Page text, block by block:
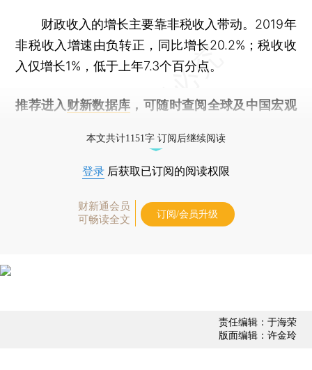
财政收入的增长主要靠非税收入带动。2019年
非税收入增速由负转正，同比增长20.2%；税收收
入仅增长1%，低于上年7.3个百分点。
推荐进入 财新数据库 ，可随时查阅全球及中国宏观
本文共计1151字 订阅后继续阅读
登录 后获取已订阅的阅读权限
财新通会员
可畅读全文
订阅/会员升级
责任编辑：于海荣
版面编辑：许金玲